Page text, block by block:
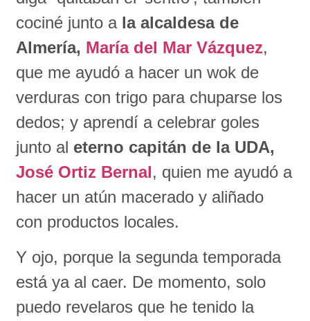
cociné junto a la alcaldesa de
Almería, María del Mar Vázquez,
que me ayudó a hacer un wok de
verduras con trigo para chuparse los
dedos; y aprendí a celebrar goles
junto al eterno capitán de la UDA,
José Ortiz Bernal, quien me ayudó a
hacer un atún macerado y aliñado
con productos locales.
Y ojo, porque la segunda temporada
está ya al caer. De momento, solo
puedo revelaros que he tenido la